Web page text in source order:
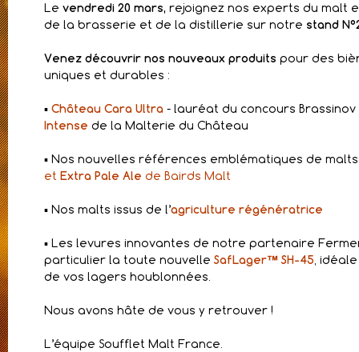
Le vendredi 20 mars, rejoignez nos experts du malt
de la brasserie et de la distillerie sur notre stand
Venez découvrir nos nouveaux produits pour des
uniques et durables :
▪️ Château Cara Ultra - lauréat du concours Brassinov
Intense de la Malterie du Château
▪️ Nos nouvelles références emblématiques de
et Extra Pale Ale de Bairds Malt
▪️ Nos malts issus de l’agriculture régénératrice
▪️ Les levures innovantes de notre partenaire
particulier la toute nouvelle SafLager™ SH-45 ,
de vos lagers houblonnées.
Nous avons hâte de vous y retrouver !
L’équipe Soufflet Malt France.